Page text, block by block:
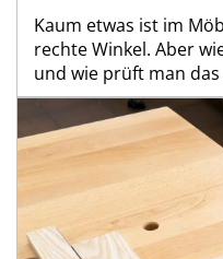
Kaum etwas ist im
rechte Winkel. Aber
und wie prüft man das